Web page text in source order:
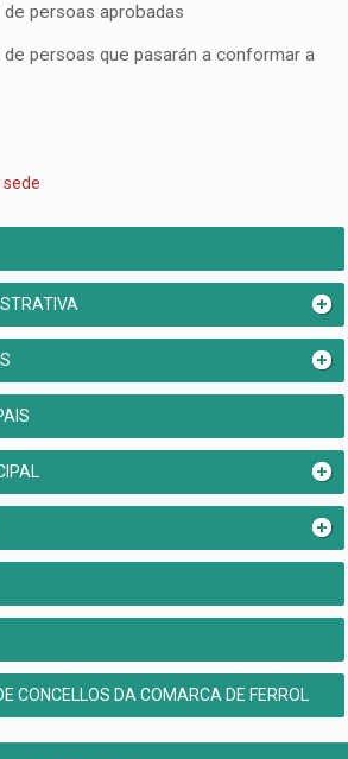
persoas aprobadas
persoas que pasarán a conformar a
sede
CONCELLOS DA COMARCA DE FERROL